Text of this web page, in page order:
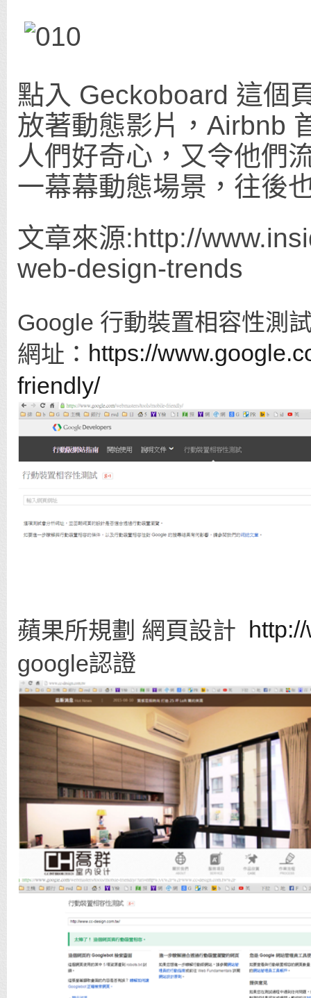
點入 Geckoboard 這個
放著動態影片，Airbnb
人們好奇心，又令他們
一幕幕動態場景，往後
文章來源:http://
web-design-trends
Google 行動裝置相容性測
網址： https://
friendly/
蘋果所規劃 網頁設計
google認證